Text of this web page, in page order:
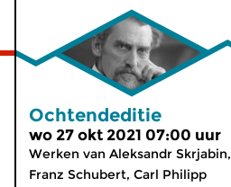
Ochtendeditie
wo 27 okt 2021 07:00 uur
Werken van Aleksandr Skrjabin,
Franz Schubert, Carl Philipp